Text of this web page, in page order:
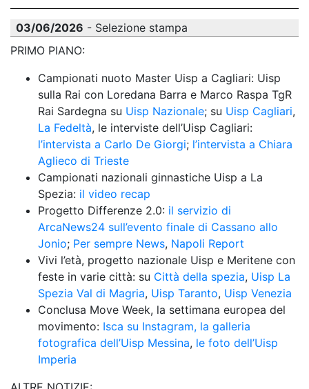
03/06/2026 - Selezione stampa
PRIMO PIANO:
Campionati nuoto Master Uisp a Cagliari: Uisp
sulla Rai con Loredana Barra e Marco Raspa TgR
Rai Sardegna su Uisp Nazionale; su Uisp Cagliari
La Fedeltà
l’intervista a Carlo De Giorgi; l’intervista a Chiara
Aglieco di Trieste
Campionati nazionali ginnastiche Uisp a La
Spezia: il video recap
Progetto Differenze 2.0: il servizio di
ArcaNews24 sull’evento finale di Cassano allo
Jonio; Per sempre News, Napoli Report
Vivi l’età, progetto nazionale Uisp e Meritene con
feste in varie città: su Città della spezia, Uisp La
Spezia Val di Magria, Uisp Taranto, Uisp Venezia
Conclusa Move Week, la settimana europea del
movimento: Isca su Instagram, la galleria
fotografica dell’Uisp Messina, le foto dell’Uisp
Imperia